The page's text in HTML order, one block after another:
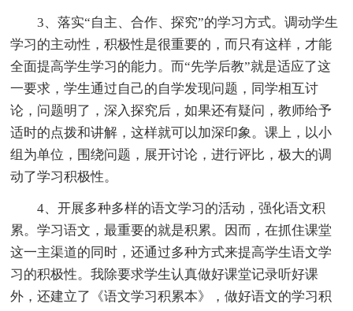
3、落实“自主、合作、探究”的学习方式。调动学生
学习的主动性，积极性是很重要的，而只有这样，才能
全面提高学生学习的能力。而“先学后教”就是适应了这
一要求，学生通过自己的自学发现问题，同学相互讨
论，问题明了，深入探究后，如果还有疑问，教师给予
适时的点拨和讲解，这样就可以加深印象。课上，以小
组为单位，围绕问题，展开讨论，进行评比，极大的调
动了学习积极性。
4、开展多种多样的语文学习的活动，强化语文积
累。学习语文，最重要的就是积累。因而，在抓住课堂
这一主渠道的同时，还通过多种方式来提高学生语文学
习的积极性。我除要求学生认真做好课堂记录听好课
外，还建立了《语文学习积累本》，做好语文的学习积